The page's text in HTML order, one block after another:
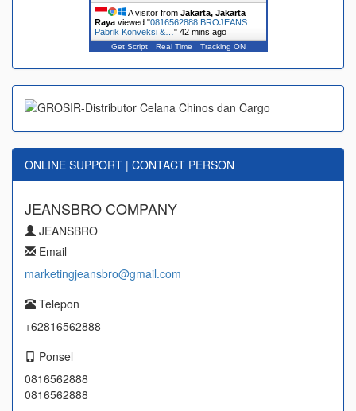
A visitor from Jakarta, Jakarta
Rayaviewed "0816562888 BROJEANS :
Pabrik Konveksi &… " 42 mins ago
Get Script Real Time Tracking ON
ONLINE SUPPORT | CONTACT PERSON
JEANSBRO COMPANY
JEANSBRO
Email
marketingjeansbro@gmail.com
Telepon
+62816562888
Ponsel
0816562888
0816562888